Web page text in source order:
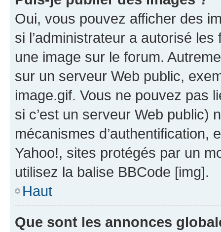
Oui, vous pouvez afficher des
si l’administrateur a autorisé
une image sur le forum.
sur un serveur Web public,
image.gif. Vous ne pouvez pas
si c’est un serveur Web public)
mécanismes d’authentification,
Yahoo!, sites protégés par un
utilisez la balise BBCode [img].
Haut
Que sont les annonces